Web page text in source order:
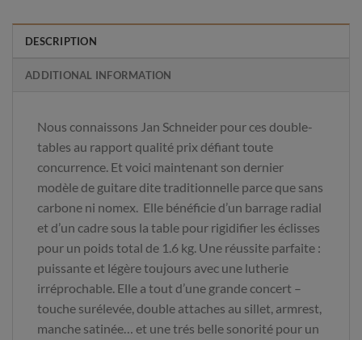
DESCRIPTION
ADDITIONAL INFORMATION
Nous connaissons Jan Schneider pour ces double-
tables au rapport qualité prix défiant toute
concurrence. Et voici maintenant son dernier
modèle de guitare dite traditionnelle parce que sans
carbone ni nomex. Elle bénéficie d’un barrage radial
et d’un cadre sous la table pour rigidifier les éclisses
pour un poids total de 1.6 kg. Une réussite parfaite :
puissante et légère toujours avec une lutherie
irréprochable. Elle a tout d’une grande concert –
touche surélevée, double attaches au sillet, armrest,
manche satinée… et une trés belle sonorité pour un